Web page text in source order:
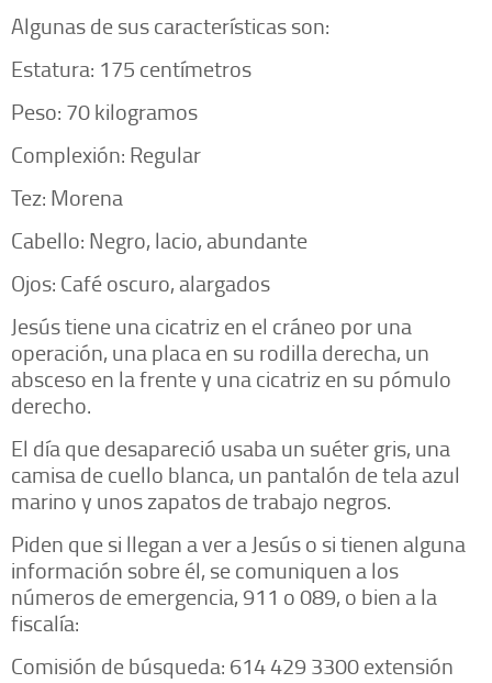
Algunas de sus características son:
Estatura: 175 centímetros
Peso: 70 kilogramos
Complexión: Regular
Tez: Morena
Cabello: Negro, lacio, abundante
Ojos: Café oscuro, alargados
Jesús tiene una cicatriz en el cráneo por una
operación, una placa en su rodilla derecha, un
absceso en la frente y una cicatriz en su pómulo
derecho.
El día que desapareció usaba un suéter gris, una
camisa de cuello blanca, un pantalón de tela azul
marino y unos zapatos de trabajo negros.
Piden que si llegan a ver a Jesús o si tienen alguna
información sobre él, se comuniquen a los
números de emergencia, 911 o 089, o bien a la
fiscalía:
Comisión de búsqueda: 614 429 3300 extensión